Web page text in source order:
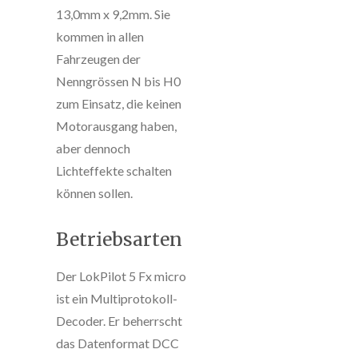
13,0mm x 9,2mm. Sie
kommen in allen
Fahrzeugen der
Nenngrössen N bis H0
zum Einsatz, die keinen
Motorausgang haben,
aber dennoch
Lichteffekte schalten
können sollen.
Betriebsarten
Der LokPilot 5 Fx micro
ist ein Multiprotokoll-
Decoder. Er beherrscht
das Datenformat DCC